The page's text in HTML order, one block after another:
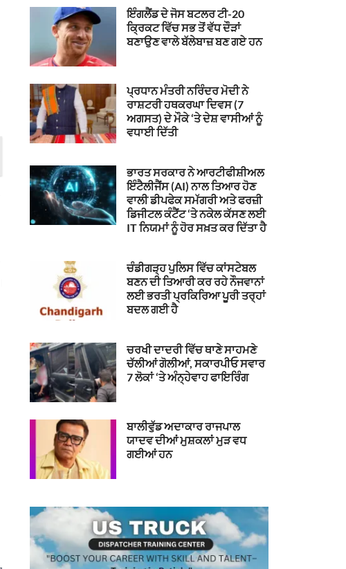
ਇੰਗਲੈਂਡ ਦੇ ਜੋਸ ਬਟਲਰ ਟੀ-20
ਕ੍ਰਿਕਟ ਵਿੱਚ ਸਭ ਤੋਂ ਵੱਧ ਦੌੜਾਂ
ਬਣਾਉਣ ਵਾਲੇ ਬੱਲੇਬਾਜ਼ ਬਣ ਗਏ ਹਨ
ਪ੍ਰਧਾਨ ਮੰਤਰੀ ਨਰਿੰਦਰ ਮੋਦੀ ਨੇ
ਰਾਸ਼ਟਰੀ ਹਥਕਰਘਾ ਦਿਵਸ (7
ਅਗਸਤ) ਦੇ ਮੌਕੇ ‘ਤੇ ਦੇਸ਼ ਵਾਸੀਆਂ ਨੂੰ
ਵਧਾਈ ਦਿੱਤੀ
ਭਾਰਤ ਸਰਕਾਰ ਨੇ ਆਰਟੀਫੀਸ਼ੀਅਲ
ਇੰਟੈਲੀਜੈਂਸ (AI) ਨਾਲ ਤਿਆਰ ਹੋਣ
ਵਾਲੀ ਡੀਪਫੇਕ ਸਮੱਗਰੀ ਅਤੇ ਫਰਜ਼ੀ
ਡਿਜੀਟਲ ਕੰਟੈਂਟ ‘ਤੇ ਨਕੇਲ ਕੱਸਣ ਲਈ
IT ਨਿਯਮਾਂ ਨੂੰ ਹੋਰ ਸਖ਼ਤ ਕਰ ਦਿੱਤਾ ਹੈ
ਚੰਡੀਗੜ੍ਹ ਪੁਲਿਸ ਵਿੱਚ ਕਾਂਸਟੇਬਲ
ਬਣਨ ਦੀ ਤਿਆਰੀ ਕਰ ਰਹੇ ਨੌਜਵਾਨਾਂ
ਲਈ ਭਰਤੀ ਪ੍ਰਕਿਰਿਆ ਪੂਰੀ ਤਰ੍ਹਾਂ
ਬਦਲ ਗਈ ਹੈ
ਚਰਖੀ ਦਾਦਰੀ ਵਿੱਚ ਥਾਣੇ ਸਾਹਮਣੇ
ਚੱਲੀਆਂ ਗੋਲੀਆਂ, ਸਕਾਰਪੀਓ ਸਵਾਰ
7 ਲੋਕਾਂ ‘ਤੇ ਅੰਨ੍ਹੇਵਾਹ ਫਾਇਰਿੰਗ
ਬਾਲੀਵੁੱਡ ਅਦਾਕਾਰ ਰਾਜਪਾਲ
ਯਾਦਵ ਦੀਆਂ ਮੁਸ਼ਕਲਾਂ ਮੁੜ ਵਧ
ਗਈਆਂ ਹਨ